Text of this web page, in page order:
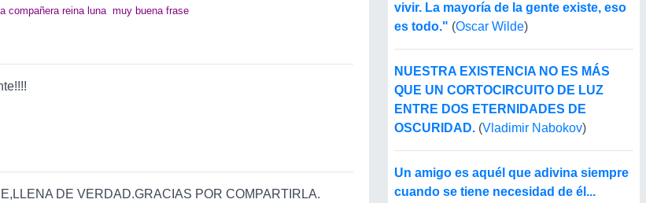
compañera reina luna muy buena frase
DE VERDAD.GRACIAS POR COMPARTIRLA.
vivir. La mayoría de la gente existe, eso
es todo." (Oscar Wilde)
NUESTRA EXISTENCIA NO ES MÁS
QUE UN CORTOCIRCUITO DE LUZ
ENTRE DOS ETERNIDADES DE
OSCURIDAD. (Vladimir Nabokov)
Un amigo es aquél que adivina siempre
cuando se tiene necesidad de él...